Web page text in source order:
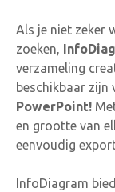
Als je niet zeker
zoeken,
verzameling
beschikbaar zijn
PowerPoint!
en grootte van
eenvoudig
InfoDiagram